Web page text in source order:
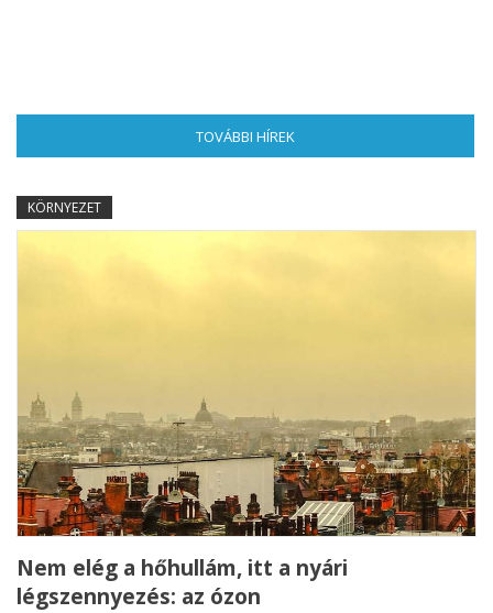
TOVÁBBI HÍREK
KÖRNYEZET
Nem elég a hőhullám, itt a nyári
légszennyezés: az ózon